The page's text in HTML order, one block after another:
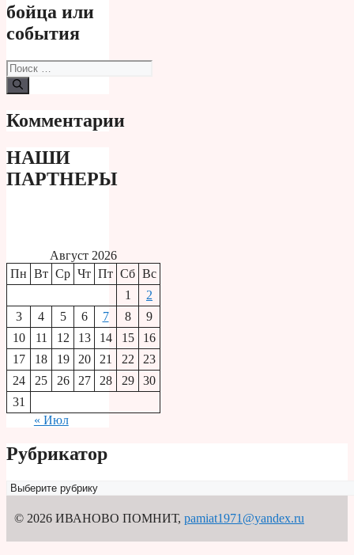
бойца или
события
Поиск:
Комментарии
НАШИ
ПАРТНЕРЫ
Август 2026
Пн Вт Ср Чт Пт Сб Вс
1
2
3
4 5 6 7 8
9
10
11 12 13 14 15
16
17
18 19 20 21 22
23
24
25 26 27 28 29
30
31
« Июл
Рубрикатор
Рубрикатор
© 2026 ИВАНОВО ПОМНИТ, pamiat1971@yandex.ru